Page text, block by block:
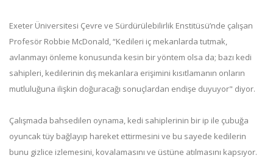
Exeter Üniversitesi Çevre ve Sürdürülebilirlik Enstitüsü’nde çalışan
Profesör Robbie McDonald, “Kedileri iç mekanlarda tutmak,
avlanmayı önleme konusunda kesin bir yöntem olsa da; bazı kedi
sahipleri, kedilerinin dış mekanlara erişimini kısıtlamanın onların
mutluluğuna ilişkin doğuracağı sonuçlardan endişe duyuyor" diyor.
Çalışmada bahsedilen oynama, kedi sahiplerinin bir ip ile çubuğa
oyuncak tüy bağlayıp hareket ettirmesini ve bu sayede kedilerin
bunu gizlice izlemesini, kovalamasını ve üstüne atılmasını kapsıyor.